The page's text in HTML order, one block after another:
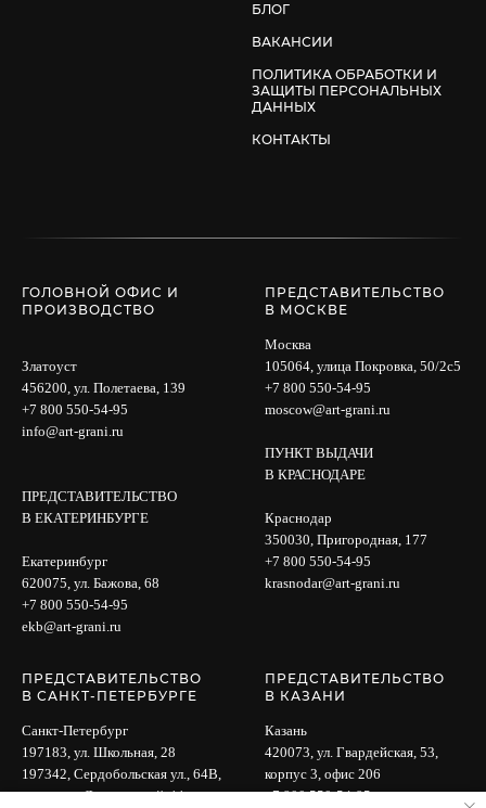
БЛОГ
ВАКАНСИИ
ПОЛИТИКА ОБРАБОТКИ И
ЗАЩИТЫ ПЕРСОНАЛЬНЫХ
ДАННЫХ
КОНТАКТЫ
ГОЛОВНОЙ ОФИС И
ПРОИЗВОДСТВО
Златоуст
456200, ул. Полетаева, 139
+7 800 550-54-95
info@art-grani.ru
ПРЕДСТАВИТЕЛЬСТВО
В ЕКАТЕРИНБУРГЕ
Екатеринбург
620075, ул. Бажова, 68
+7 800 550-54-95
ekb@art-grani.ru
ПРЕДСТАВИТЕЛЬСТВО
В МОСКВЕ
Москва
105064, улица Покровка, 50/2с5
+7 800 550-54-95
moscow@art-grani.ru
ПУНКТ ВЫДАЧИ
В КРАСНОДАРЕ
Краснодар
350030, Пригородная, 177
+7 800 550-54-95
krasnodar@art-grani.ru
ПРЕДСТАВИТЕЛЬСТВО
В САНКТ-ПЕТЕРБУРГЕ
Санкт-Петербург
197183, ул. Школьная, 28
197342, Сердобольская ул., 64B,
вход с ул. Лисичанской, 11
ПРЕДСТАВИТЕЛЬСТВО
В КАЗАНИ
Казань
420073, ул. Гвардейская, 53,
корпус 3, офис 206
+7 800 550-54-95